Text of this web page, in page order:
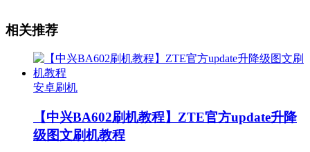
相关推荐
安卓刷机
【中兴BA602刷机教程】ZTE官方update升降
级图文刷机教程